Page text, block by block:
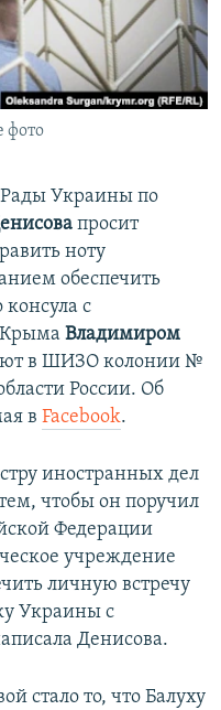
фото
Украины по
просит
ноту
обеспечить
с
Владимиром
в ШИЗО колонии №
России. Об
в Facebook.
иностранных дел
чтобы он поручил
Федерации
учреждение
личную встречу
Украины с
Денисова.
стало то, что Балуху